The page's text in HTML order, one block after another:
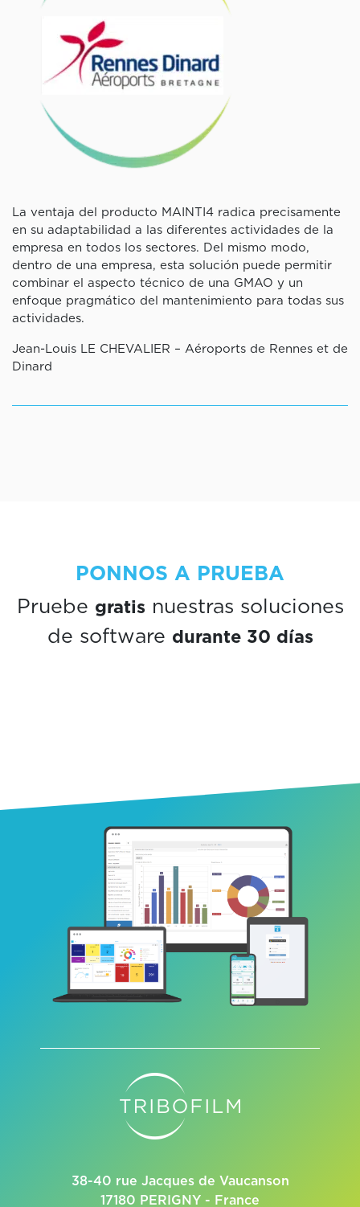
La ventaja del producto MAINTI4 radica precisamente
en su adaptabilidad a las diferentes actividades de la
empresa en todos los sectores. Del mismo modo,
dentro de una empresa, esta solución puede permitir
combinar el aspecto técnico de una GMAO y un
enfoque pragmático del mantenimiento para todas sus
actividades.
Jean-Louis LE CHEVALIER – Aéroports de Rennes et de
Dinard
PONNOS A PRUEBA
Pruebe gratis nuestras soluciones
de software durante 30 días
38-40 rue Jacques de Vaucanson
17180 PERIGNY - France